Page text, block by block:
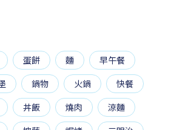
蛋餅 麵
早午餐
鍋物 火鍋
快餐
丼飯 燒肉
涼麵